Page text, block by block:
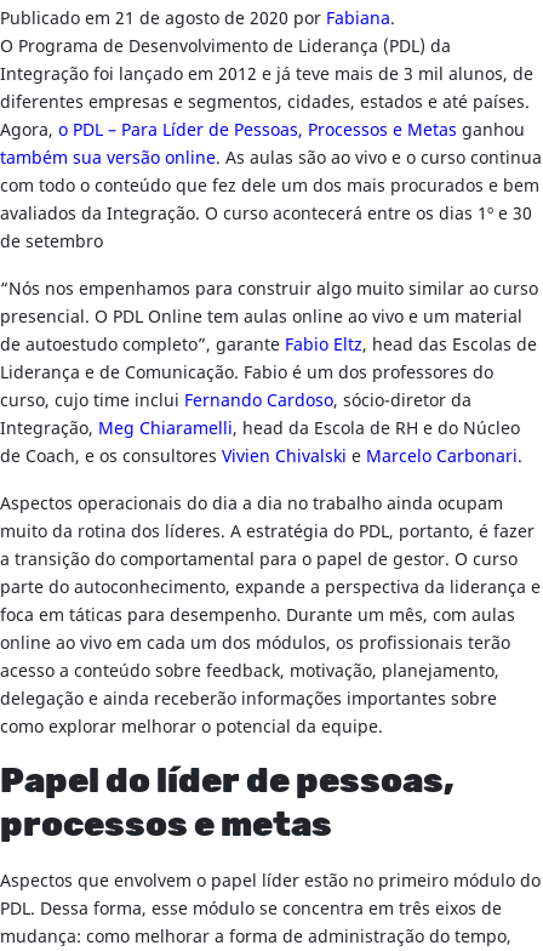
Publicado em 21 de agosto de 2020 por Fabiana.
O Programa de Desenvolvimento de Liderança (PDL) da
Integração foi lançado em 2012 e já teve mais de 3 mil alunos, de
diferentes empresas e segmentos, cidades, estados e até países.
Agora, o PDL – Para Líder de Pessoas, Processos e Metas ganhou
também sua versão online. As aulas são ao vivo e o curso continua
com todo o conteúdo que fez dele um dos mais procurados e bem
avaliados da Integração. O curso acontecerá entre os dias 1º e 30
de setembro
“Nós nos empenhamos para construir algo muito similar ao curso
presencial. O PDL Online tem aulas online ao vivo e um material
de autoestudo completo”, garante Fabio Eltz, head das Escolas de
Liderança e de Comunicação. Fabio é um dos professores do
curso, cujo time inclui Fernando Cardoso, sócio-diretor da
Integração, Meg Chiaramelli, head da Escola de RH e do Núcleo
de Coach, e os consultores Vivien Chivalski e Marcelo Carbonari.
Aspectos operacionais do dia a dia no trabalho ainda ocupam
muito da rotina dos líderes. A estratégia do PDL, portanto, é fazer
a transição do comportamental para o papel de gestor. O curso
parte do autoconhecimento, expande a perspectiva da liderança e
foca em táticas para desempenho. Durante um mês, com aulas
online ao vivo em cada um dos módulos, os profissionais terão
acesso a conteúdo sobre feedback, motivação, planejamento,
delegação e ainda receberão informações importantes sobre
como explorar melhorar o potencial da equipe.
Papel do líder de pessoas,
processos e metas
Aspectos que envolvem o papel líder estão no primeiro módulo do
PDL. Dessa forma, esse módulo se concentra em três eixos de
mudança: como melhorar a forma de administração do tempo,